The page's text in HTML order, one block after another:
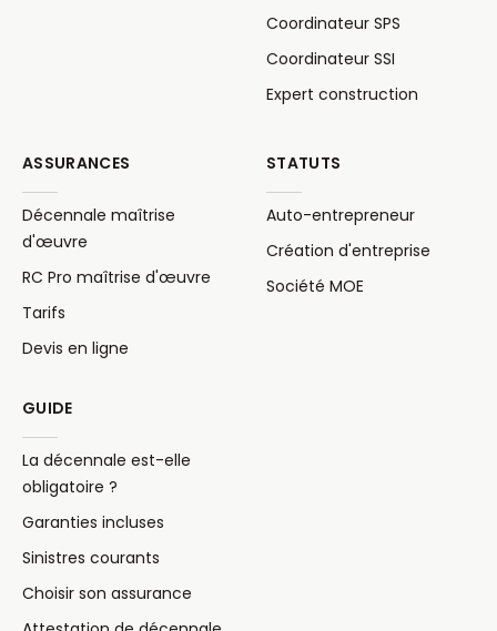
Coordinateur SPS
Coordinateur SSI
Expert construction
ASSURANCES
Décennale maîtrise
d'œuvre
RC Pro maîtrise d'œuvre
Tarifs
Devis en ligne
STATUTS
Auto-entrepreneur
Création d'entreprise
Société MOE
GUIDE
La décennale est-elle
obligatoire ?
Garanties incluses
Sinistres courants
Choisir son assurance